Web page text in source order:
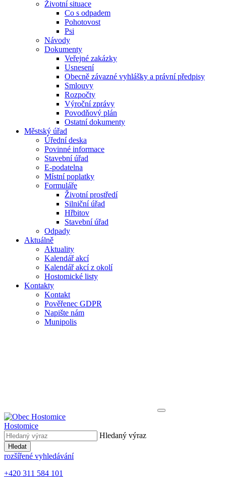
Životní situace
Co s odpadem
Pohotovost
Psi
Návody
Dokumenty
Veřejné zakázky
Usnesení
Obecně závazné vyhlášky a právní předpisy
Smlouvy
Rozpočty
Výroční zprávy
Povodňový plán
Ostatní dokumenty
Městský úřad
Úřední deska
Povinné informace
Stavební úřad
E-podatelna
Místní poplatky
Formuláře
Životní prostředí
Silniční úřad
Hřbitov
Stavební úřad
Odpady
Aktuálně
Aktuality
Kalendář akcí
Kalendář akcí z okolí
Hostomické listy
Kontakty
Kontakt
Pověřenec GDPR
Napište nám
Munipolis
Hostomice
Hledaný výraz
Hledat
rozšířené vyhledávání
+420 311 584 101